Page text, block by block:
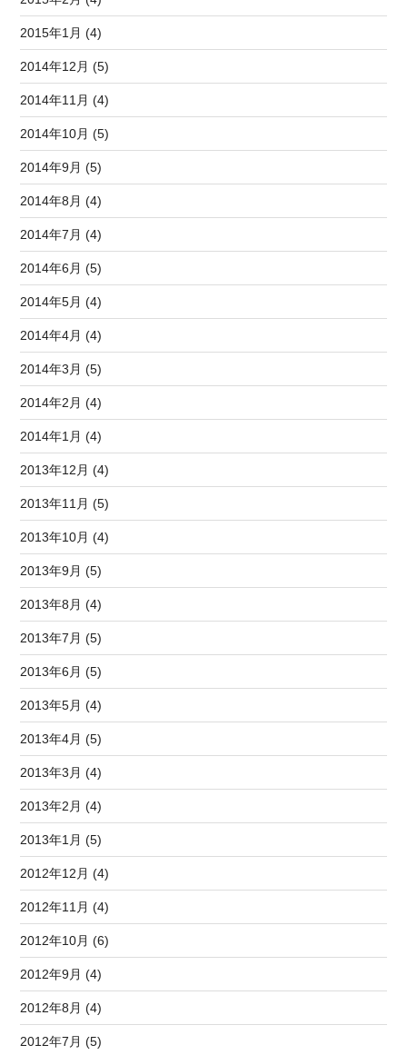
2015年1月 (4)
2014年12月 (5)
2014年11月 (4)
2014年10月 (5)
2014年9月 (5)
2014年8月 (4)
2014年7月 (4)
2014年6月 (5)
2014年5月 (4)
2014年4月 (4)
2014年3月 (5)
2014年2月 (4)
2014年1月 (4)
2013年12月 (4)
2013年11月 (5)
2013年10月 (4)
2013年9月 (5)
2013年8月 (4)
2013年7月 (5)
2013年6月 (5)
2013年5月 (4)
2013年4月 (5)
2013年3月 (4)
2013年2月 (4)
2013年1月 (5)
2012年12月 (4)
2012年11月 (4)
2012年10月 (6)
2012年9月 (4)
2012年8月 (4)
2012年7月 (5)